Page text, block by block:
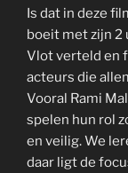
Is dat in deze
boeit met zijn 2
Vlot verteld en
acteurs die
Vooral Rami
spelen hun rol
en veilig. We
daar ligt de